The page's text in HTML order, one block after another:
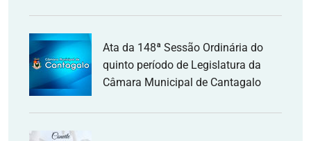
Ata da 148ª Sessão Ordinária do
quinto período de Legislatura da
Câmara Municipal de Cantagalo